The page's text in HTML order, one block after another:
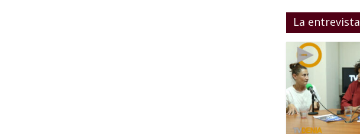
La entrevista